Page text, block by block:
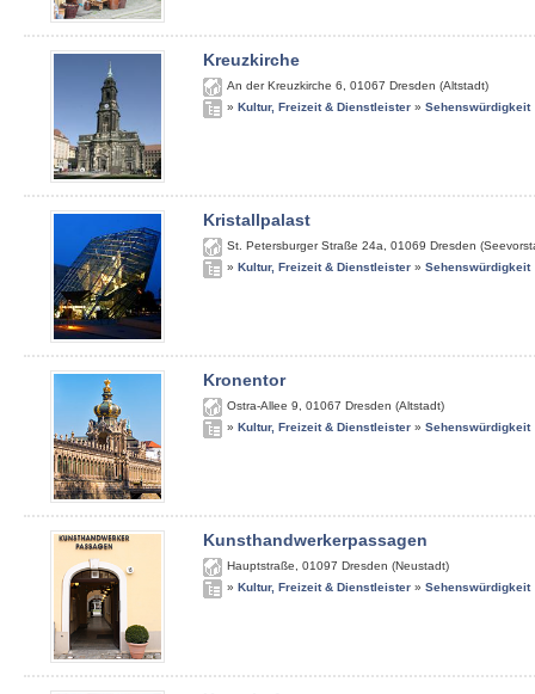
Kreuzkirche
An der Kreuzkirche 6 01067 Dresden (Altstadt)
» Kultur, Freizeit & Dienstleister » Sehenswürdigkeit
Kristallpalast
St. Petersburger Straße 24a 01069 Dresden
» Kultur, Freizeit & Dienstleister » Sehenswürdigkeit
Kronentor
Ostra-Allee 9 01067 Dresden (Altstadt)
» Kultur, Freizeit & Dienstleister » Sehenswürdigkeit
Kunsthandwerkerpassagen
Hauptstraße 01097 Dresden (Neustadt)
» Kultur, Freizeit & Dienstleister » Sehenswürdigkeit